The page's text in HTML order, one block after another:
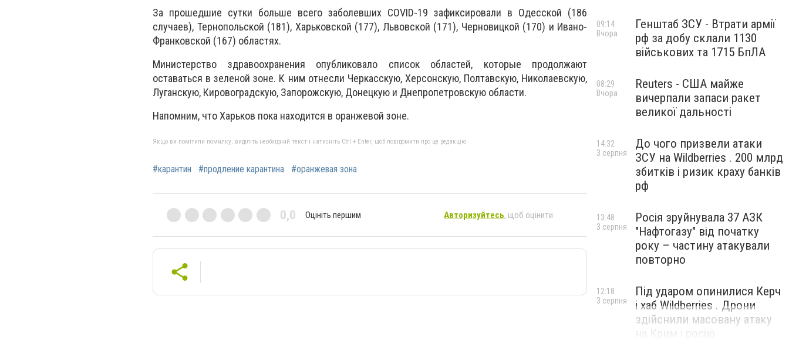
За прошедшие сутки больше всего заболевших COVID-19 зафиксировали в Одесской (186
случаев), Тернопольской (181), Харьковской (177), Львовской (171), Черновицкой (170) и Ивано-
Франковской (167) областях.
Министерство здравоохранения опубликовало список областей, которые продолжают
оставаться в зеленой зоне. К ним отнесли Черкасскую, Херсонскую, Полтавскую, Николаевскую,
Луганскую, Кировоградскую, Запорожскую, Донецкую и Днепропетровскую области.
Напомним, что Харьков пока находится в оранжевой зоне.
Якщо ви помітили помилку, виділіть необхідний текст і натисніть Ctrl + Enter, щоб повідомити про це редакцію
#карантин #продление карантина #оранжевая зона
0,0 Оцініть першим Авторизуйтесь, щоб оцінити
Генштаб ЗСУ - Втрати армії
рф за добу склали 1130
військових та 1715 БпЛА
09:14
Вчора
Reuters - США майже
вичерпали запаси ракет
великої дальності
08:29
Вчора
До чого призвели атаки
ЗСУ на Wildberries . 200 млрд
збитків і ризик краху банків
рф
14:32
3 серпня
Росія зруйнувала 37 АЗК
"Нафтогазу" від початку
року – частину атакували
повторно
13:48
3 серпня
Під ударом опинилися Керч
і хаб Wildberries . Дрони
здійснили масовану атаку
на Крим і росію
12:18
3 серпня